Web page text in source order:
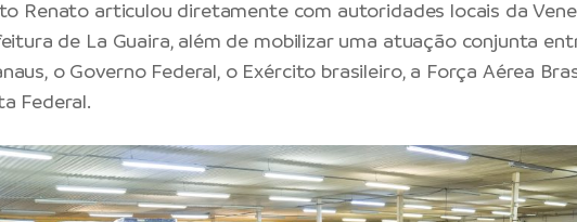
Renato articulou diretamente com autoridades locais da
de La Guaira, além de mobilizar uma atuação conjunta
o Governo Federal, o Exército brasileiro, a Força Aérea
Federal.